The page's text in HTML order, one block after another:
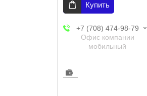
Купить
+7 (708) 474-98-79
Офис компании
мобильный